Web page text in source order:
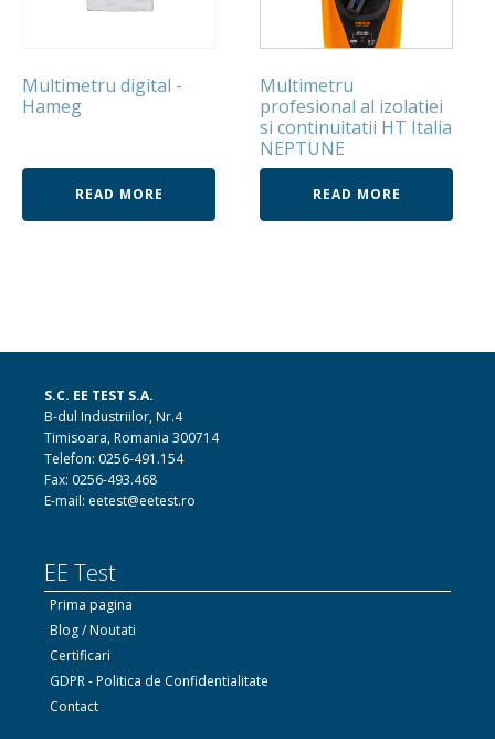
Multimetru digital -
Hameg
READ MORE
Multimetru
profesional al izolatiei
si continuitatii HT Italia
NEPTUNE
READ MORE
S.C. EE TEST S.A.
B-dul Industriilor, Nr.4
Timisoara, Romania 300714
Telefon: 0256-491.154
Fax: 0256-493.468
E-mail: eetest@eetest.ro
EE Test
Prima pagina
Blog / Noutati
Certificari
GDPR - Politica de Confidentialitate
Contact